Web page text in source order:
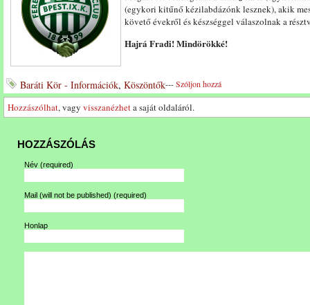
(egykori kitűnő kézilabdázónk lesznek), akik
követő évekről és készséggel válaszolnak a
Hajrá Fradi! Mindörökké!
Baráti Kör - Információk, Köszöntők---Szóljon hozzá
Hozzászólhat, vagy visszanézheta saját oldaláról.
HOZZÁSZÓLÁS
Név (required)
Mail (will not be published) (required)
Honlap